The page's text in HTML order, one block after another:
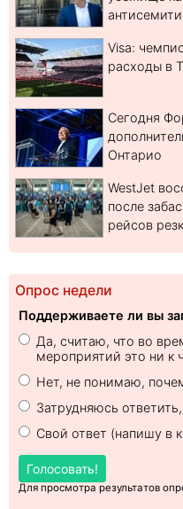
Visa:
расходы в
Сегодня
Онтарио
WestJet
после
рейсов
Опрос недели
Поддерживаете ли вы
Да, считаю, что во
мероприятий это ни к
Нет, не понимаю,
Затрудняюсь
Свой ответ (напишу в
Голосовать!
Для просмотра результатов